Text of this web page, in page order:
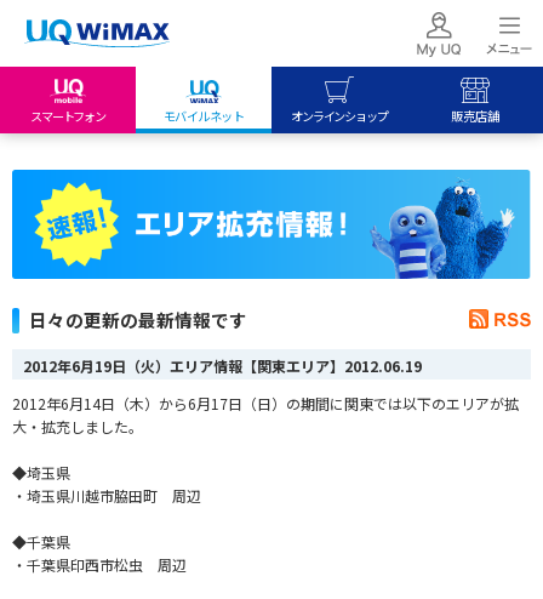
スマートフォン モバイルネット オンラインショップ 販売店舗
My UQ mobile
UQ mobile
UQ WiMAX
UQ WiMAX
日々の更新の最新情報です
2012年6月19日（火）エリア情報【関東エリア】 2012.06.19
2012年6月14日（木）から6月17日（日）の期間に関東では以下のエリアが拡
大・拡充しました。
◆埼玉県
・埼玉県川越市脇田町 周辺
◆千葉県
・千葉県印西市松虫 周辺